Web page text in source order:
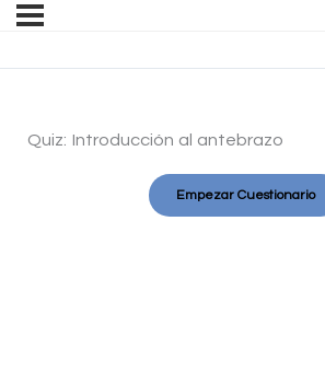
Quiz: Introducción al antebrazo